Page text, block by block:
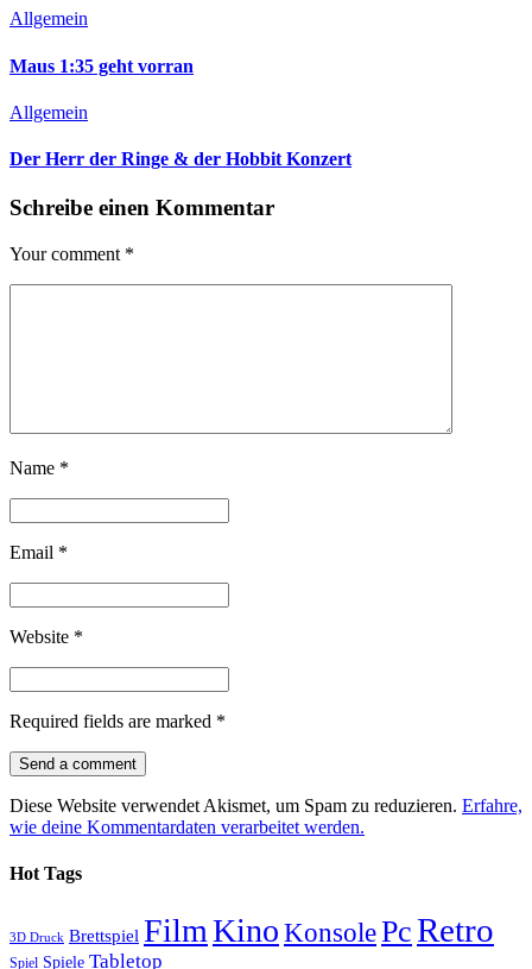
Allgemein
Maus 1:35 geht vorran
Allgemein
Der Herr der Ringe & der Hobbit Konzert
Schreibe einen Kommentar
Your comment *
Name *
Email *
Website *
Required fields are marked *
Diese Website verwendet Akismet, um Spam zu reduzieren. Erfahre,
wie deine Kommentardaten verarbeitet werden.
Hot Tags
3D Druck Brettspiel FilmKinoKonsolePcRetro
Spiel Spiele Tabletop